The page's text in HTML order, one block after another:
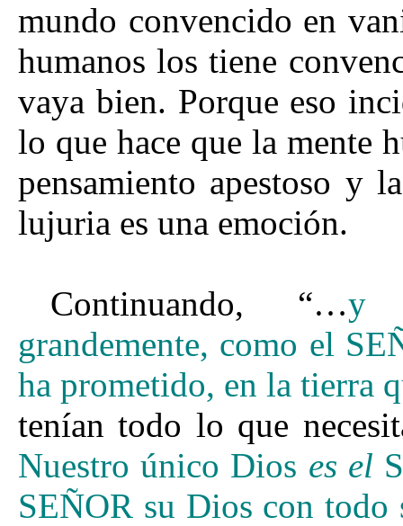
mundo convencido en
humanos los tiene
vaya bien. Porque eso
lo que hace que la mente
pensamiento apestoso y
lujuria es una emoción.
Continuando, “…y
grandemente, como el
ha prometido, en la tierra
tenían todo lo que
Nuestro único Dios es el
SEÑOR su Dios con